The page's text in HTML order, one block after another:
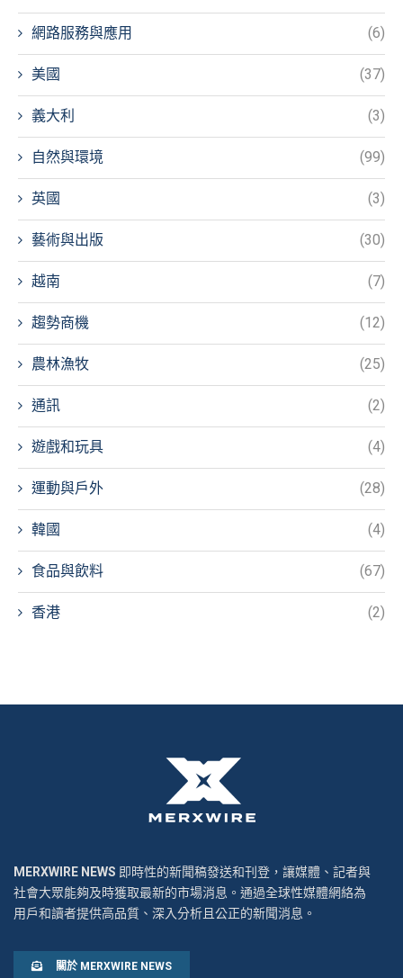
網路服務與應用 (6)
美國 (37)
義大利 (3)
自然與環境 (99)
英國 (3)
藝術與出版 (30)
越南 (7)
趨勢商機 (12)
農林漁牧 (25)
通訊 (2)
遊戲和玩具 (4)
運動與戶外 (28)
韓國 (4)
食品與飲料 (67)
香港 (2)
MERXWIRE NEWS 即時性的新聞稿發送和刊登，讓媒體、記者與
社會大眾能夠及時獲取最新的市場消息。通過全球性媒體網絡為
用戶和讀者提供高品質、深入分析且公正的新聞消息。
關於 MERXWIRE NEWS